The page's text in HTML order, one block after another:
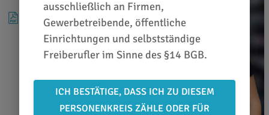
SICHERHEITSDATENBLATT
ausschließlich an Firmen,
Gewerbetreibende, öffentliche
Einrichtungen und selbstständige
Freiberufler im Sinne des §14 BGB.
ICH BESTÄTIGE, DASS ICH ZU DIESEM
PERSONENKREIS ZÄHLE ODER FÜR